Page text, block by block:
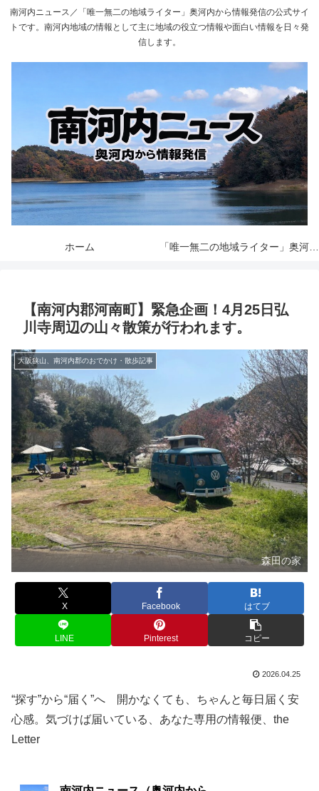
南河内ニュース／「唯一無二の地域ライター」奥河内から情報発信の公式サイ
トです。南河内地域の情報として主に地域の役立つ情報や面白い情報を日々発
信します。
ホーム
【南河内郡河南町】緊急企画！4月25日弘
川寺周辺の山々散策が行われます。
大阪狭山、南河内郡のおでかけ・散歩記事
森田の家
X Facebook はてブ
LINE Pinterest コピー
2026.04.25
“探す”から“届く”へ 開かなくても、ちゃんと毎日届く安
心感。気づけば届いている、あなた専用の情報便、the
Letter